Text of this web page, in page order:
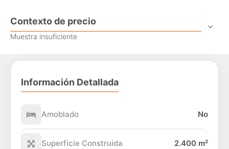
Contexto de precio
Muestra insuficiente
Información Detallada
Amoblado No
Superficie Construida 2.400 m²